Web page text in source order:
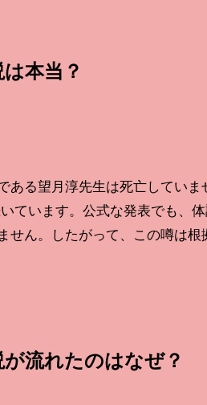
本当？
ある望月淳先生は死亡してい
ています。公式な発表でも、
ん。したがって、この噂は根
流れたのはなぜ？